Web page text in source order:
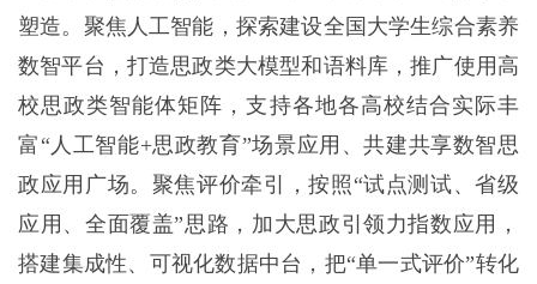
塑造。聚焦人工智能，探索建设全国大学生综合素养
数智平台，打造思政类大模型和语料库，推广使用高
校思政类智能体矩阵，支持各地各高校结合实际丰
富“人工智能+思政教育”场景应用、共建共享数智思
政应用广场。聚焦评价牵引，按照“试点测试、省级
应用、全面覆盖”思路，加大思政引领力指数应用，
搭建集成性、可视化数据中台，把“单一式评价”转化